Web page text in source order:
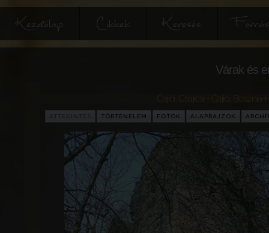
Kezdőlap Cikkek Keresés
Várak és
Ćajići, Csajicsi - Ćajići
TÖRTÉNELEM FOTÓK ALAPRAJZOK